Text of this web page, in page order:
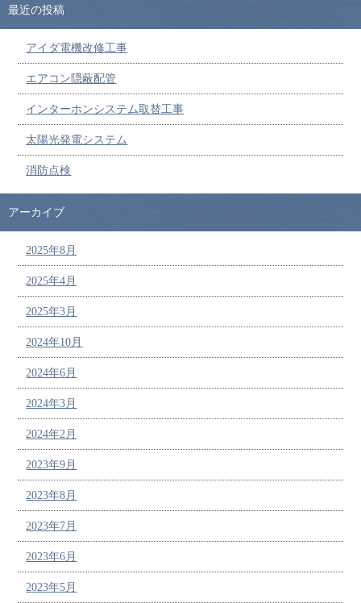
最近の投稿
アイダ電機改修工事
エアコン隠蔽配管
インターホンシステム取替工事
太陽光発電システム
消防点検
アーカイブ
2025年8月
2025年4月
2025年3月
2024年10月
2024年6月
2024年3月
2024年2月
2023年9月
2023年8月
2023年7月
2023年6月
2023年5月